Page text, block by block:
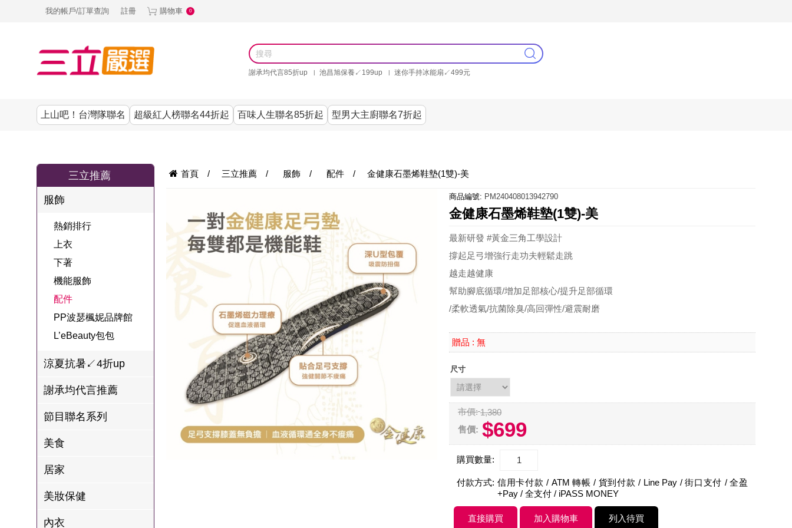
我的帳戶/訂單查詢 註冊 購物車 0
謝承均代言85折up 池昌旭保養↙199up
迷你手持冰能扇↙499元
上山吧！台灣隊聯名 超級紅人榜聯名44折起 百味人生聯名85折起 型男大主廚聯名7折起
古溜x五秀園
熱銷排行
夜聯名
名
型男大主廚聯
名
推薦
熱銷排行
品
焙
雞精
林聰明沙鍋魚
冷藏 | 冷凍食品
李大娘手工水
鮮蝦蝦滑
愛雅辣呦
沈玉琳代言羊
熱銷排行
清潔用品
寢具│床墊
宗教開運
ELVIS愛菲斯
金健康石墨烯
台塑生醫
熱銷排行
機能服飾
配件
PP波瑟楓妮品
牌館
養生|保健
池昌旭代言
OUR FAMILY
甘味人生
狀元堂牛樟芝
十時塑
熱銷排行
女內褲
男內褲
NEONER
熱銷排行
美容專區
涼夏家電
3C
1MORE耳機
韓國
SKINASSET
甘味人生鍵力
肽↙85折
百味人生
三立推薦
服飾
熱銷排行
上衣
下著
機能服飾
配件
PP波瑟楓妮品牌館
L’eBeauty包包
涼夏抗暑↙4折up
謝承均代言推薦
節目聯名系列
美食
居家
美妝保健
內衣
首頁 / 三立推薦 / 服飾 / 配件 / 金健康石墨烯鞋墊(1雙)-美
商品編號: PM240408013942790
金健康石墨烯鞋墊(1雙)-美
最新研發 #黃金三角工學設計
撐起足弓增強行走功夫輕鬆走跳
越走越健康
幫助腳底循環/增加足部核心/提升足部循環
/柔軟透氣/抗菌除臭/高回彈性/避震耐磨
贈品 : 無
尺寸
市價: 1,380
售價: $699
購買數量:
付款方式: 信用卡付款 / ATM 轉帳 / 貨到付款 / Line Pay / 街口支付 / 全盈
+Pay / 全支付 / iPASS MONEY